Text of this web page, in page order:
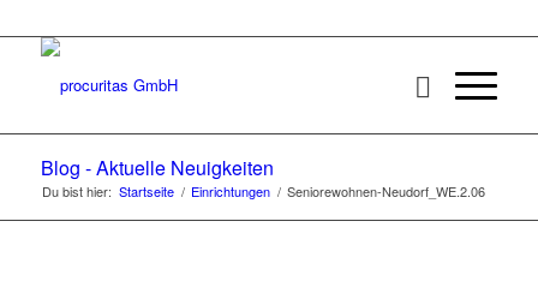
Blog - Aktuelle Neuigkeiten
Du bist hier: Startseite / Einrichtungen / Seniorewohnen-Neudorf_WE.2.06